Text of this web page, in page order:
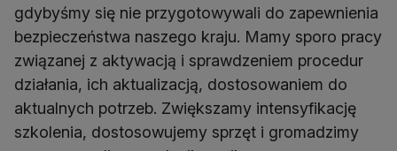
gdybyśmy się nie przygotowywali do zapewnienia
bezpieczeństwa naszego kraju. Mamy sporo pracy
związanej z aktywacją i sprawdzeniem procedur
działania, ich aktualizacją, dostosowaniem do
aktualnych potrzeb. Zwiększamy intensyfikację
szkolenia, dostosowujemy sprzęt i gromadzimy